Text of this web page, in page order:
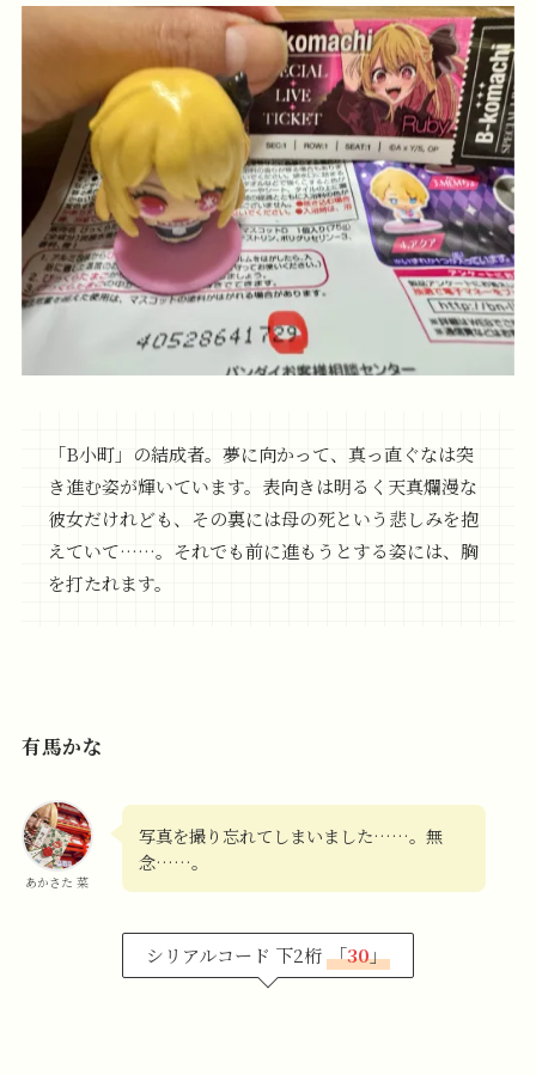
「B小町」の結成者。夢に向かって、真っ直ぐなは突
き進む姿が輝いています。表向きは明るく天真爛漫な
彼女だけれども、その裏には母の死という悲しみを抱
えていて……。それでも前に進もうとする姿には、胸
を打たれます。
有馬かな
あかさた 菜
写真を撮り忘れてしまいました……。無
念……。
シリアルコード 下2桁 「30」